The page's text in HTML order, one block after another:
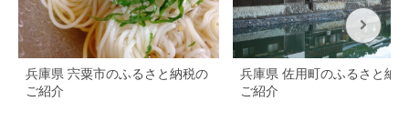
兵庫県 宍粟市のふるさと納税の
ご紹介
兵庫県 佐用町のふるさと納
ご紹介